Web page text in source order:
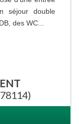
séjour double
des WC...